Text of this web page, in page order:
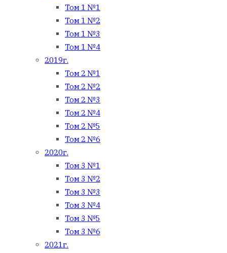
Том 1 №1
Том 1 №2
Том 1 №3
Том 1 №4
2019г.
Том 2 №1
Том 2 №2
Том 2 №3
Том 2 №4
Том 2 №5
Том 2 №6
2020г.
Том 3 №1
Том 3 №2
Том 3 №3
Том 3 №4
Том 3 №5
Том 3 №6
2021г.